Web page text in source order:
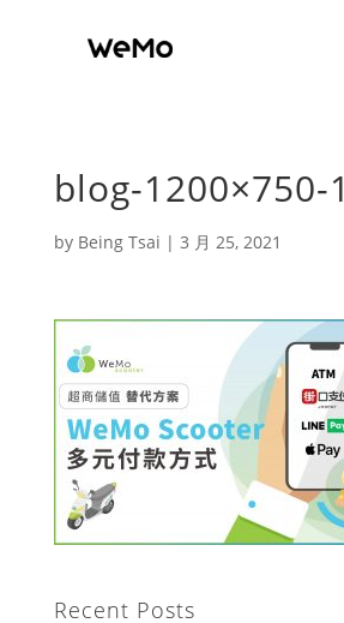
blog-1200×750-1
by Being Tsai | 3 月 25, 2021
Recent Posts